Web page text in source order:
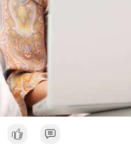
Xem chi tiết các bài viết đầy đủ tại
#whalealertbtc
#brazilcryptoregulation